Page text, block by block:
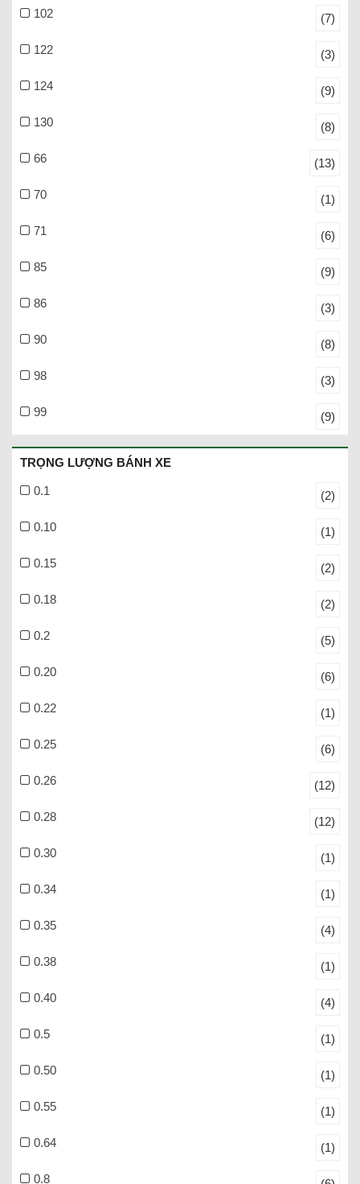
102 (7)
122 (3)
124 (9)
130 (8)
66 (13)
70 (1)
71 (6)
85 (9)
86 (3)
90 (8)
98 (3)
99 (9)
TRỌNG LƯỢNG BÁNH XE
0.1 (2)
0.10 (1)
0.15 (2)
0.18 (2)
0.2 (5)
0.20 (6)
0.22 (1)
0.25 (6)
0.26 (12)
0.28 (12)
0.30 (1)
0.34 (1)
0.35 (4)
0.38 (1)
0.40 (4)
0.5 (1)
0.50 (1)
0.55 (1)
0.64 (1)
0.8